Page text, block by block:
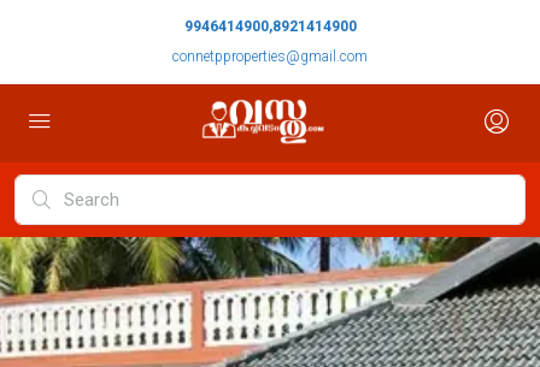
9946414900,8921414900
connetpproperties@gmail.com